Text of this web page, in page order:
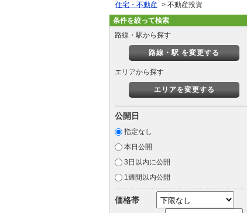
住宅・不動産 > 不動産投資
条件を絞って検索
路線・駅から探す
路線・駅 を変更する
エリアから探す
エリアを変更する
公開日
指定なし
本日公開
3日以内に公開
1週間以内公開
価格帯